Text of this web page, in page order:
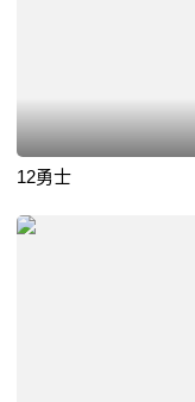
12勇士